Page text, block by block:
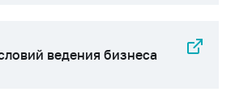
ведения бизнеса